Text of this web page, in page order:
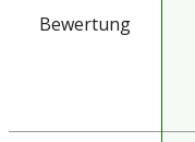
Bewertung